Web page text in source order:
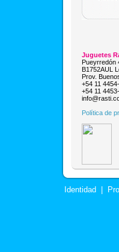
Juguetes
Pueyrredón
B1752AUL
Prov.
+54 11
+54 11
Política de
Identidad